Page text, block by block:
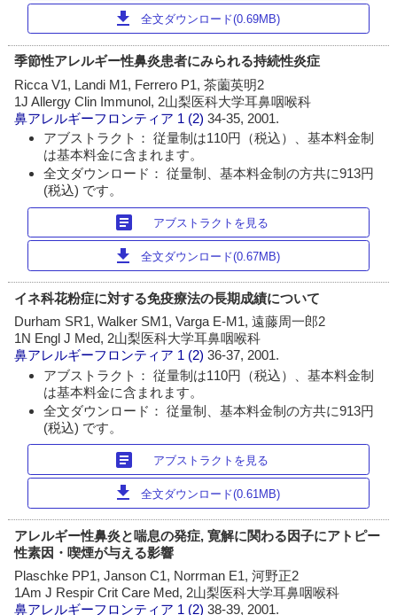
download 全文ダウンロード(0.69MB)
季節性アレルギー性鼻炎患者にみられる持続性炎症
Ricca V1, Landi M1, Ferrero P1, 茶薗英明2
1J Allergy Clin Immunol, 2山梨医科大学耳鼻咽喉科
鼻アレルギーフロンティア 1 (2)34-35, 2001.
アブストラクト： 従量制は110円（税込）、基本料金制
は基本料金に含まれます。
全文ダウンロード： 従量制、基本料金制の方共に913円
(税込) です。
article アブストラクトを見る
download 全文ダウンロード(0.67MB)
イネ科花粉症に対する免疫療法の長期成績について
Durham SR1, Walker SM1, Varga E-M1, 遠藤周一郎2
1N Engl J Med, 2山梨医科大学耳鼻咽喉科
鼻アレルギーフロンティア 1 (2)36-37, 2001.
アブストラクト： 従量制は110円（税込）、基本料金制
は基本料金に含まれます。
全文ダウンロード： 従量制、基本料金制の方共に913円
(税込) です。
article アブストラクトを見る
download 全文ダウンロード(0.61MB)
アレルギー性鼻炎と喘息の発症, 寛解に関わる因子にアトピー
性素因・喫煙が与える影響
Plaschke PP1, Janson C1, Norrman E1, 河野正2
1Am J Respir Crit Care Med, 2山梨医科大学耳鼻咽喉科
鼻アレルギーフロンティア 1 (2)38-39, 2001.